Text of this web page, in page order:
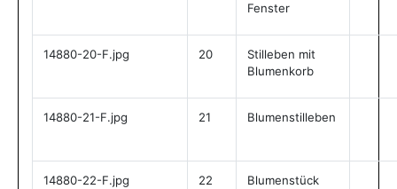
Fenster
14880-20-F.jpg 20
Stilleben mit
Blumenkorb
14880-21-F.jpg 21 Blumenstilleben
14880-22-F.jpg 22
Blumenstück